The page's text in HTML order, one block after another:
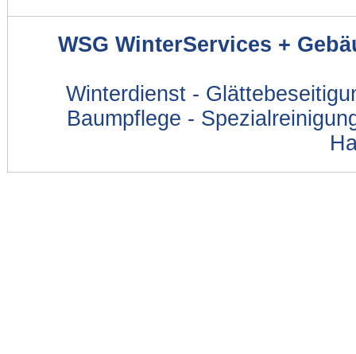
WSG WinterServices +
Winterdienst -
Baumpflege -